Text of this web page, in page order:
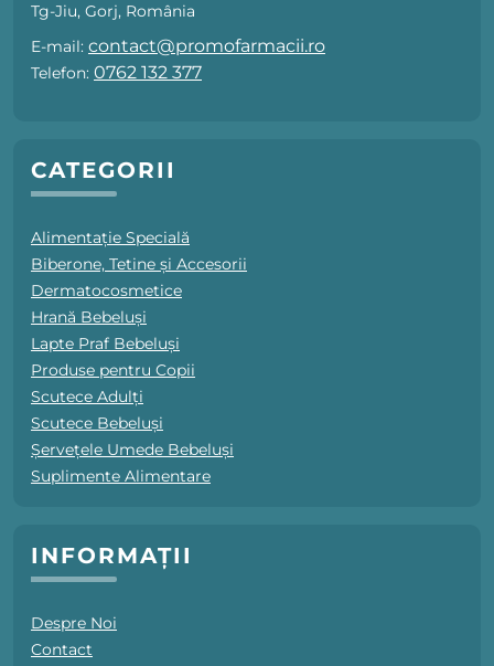
Tg-Jiu, Gorj, România
E-mail: contact@promofarmacii.ro
Telefon: 0762 132 377
CATEGORII
Alimentație Specială
Biberone, Tetine și Accesorii
Dermatocosmetice
Hrană Bebeluși
Lapte Praf Bebeluși
Produse pentru Copii
Scutece Adulți
Scutece Bebeluși
Șervețele Umede Bebeluși
Suplimente Alimentare
INFORMAȚII
Despre Noi
Contact